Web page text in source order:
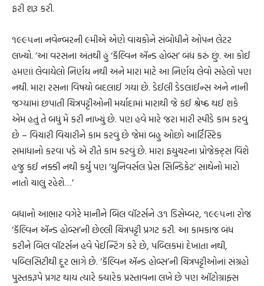
ફરી શરૂ કરી.
૧૯૯૫ના નવેન્બરની ૯મીએ એણે વાચકોને સંબોધીને ઓપન લેટર
લખ્યો. ‘આ વરસના અંતથી હું ‘કૅલ્વિન ઍન્ડ હોબ્સ’ બંધ કરું છું. આ કોઈ
હમણાં લેવાયેલો નિર્ણય નથી અને મારા માટે આ નિર્ણય લેવો સહેલો પણ
નથી. મારા રસના વિષયો બદલાઈ ગયા છે. ડેઈલી ડેડલાઈન્સ અને નાની
જગ્યામાં છપાતી ચિત્રપટ્ટીઓની મર્યાદામાં મારાથી જે કંઈ શ્રેષ્ઠ થઈ શકે
એમ હતું તે બધું મેં કરી નાખ્યું છે. પણ હવે મારે જરા મારી સ્પીડે કામ કરવું
છે – વિચારી વિચારીને કામ કરવું છે જેમાં બહુ ઓછો આર્ટિસ્ટિક
સમાધાનો કરવા પડે એ રીતે કામ કરવું છે. મારા ફયુચરના પ્રોજેક્ટ્સ વિશે
હજુ કંઈ નક્કી નથી કર્યું પણ ‘યુનિવર્સલ પ્રેસ સિન્ડિકેટ’ સાથેનો મારો
નાતો ચાલુ રહેશે…’
બધાનો આભાર વગેરે માનીને બિલ વૉટર્સને ૩૧ ડિસેમ્બર, ૧૯૯૫ના રોજ
‘કૅલ્વિન ઍન્ડ હોબ્સ’ની છેલ્લી ચિત્રપટ્ટી પ્રગટ કરી. આ કામકાજ બંધ
કરીને બિલ વૉટર્સન હવે પેઈન્ટિંગ કરે છે, પબ્લિકમાં દેખાતા નથી,
પબ્લિસિટીથી દૂર ભાગે છે. ‘કૅલ્વિન ઍન્ડ હોબ્સ’ની ચિત્રપટ્ટીઓનાં સંગ્રહો
પુસ્તકરૂપે પ્રગટ થાય ત્યારે ક્યારેક પ્રસ્તાવના લખે છે પણ ઑટોગ્રાફ્સ